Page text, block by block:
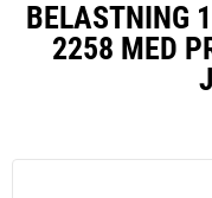
BELASTNING
2258 MED